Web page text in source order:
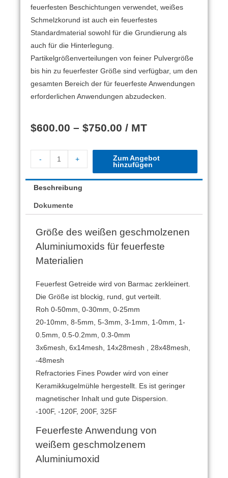
feuerfesten Beschichtungen verwendet, weißes
Schmelzkorund ist auch ein feuerfestes
Standardmaterial sowohl für die Grundierung als
auch für die Hinterlegung.
Partikelgrößenverteilungen von feiner Pulvergröße
bis hin zu feuerfester Größe sind verfügbar, um den
gesamten Bereich der für feuerfeste Anwendungen
erforderlichen Anwendungen abzudecken.
$600.00 – $750.00 / MT
- +
Zum Angebot
hinzufügen
Beschreibung
Dokumente
Größe des weißen geschmolzenen
Aluminiumoxids für feuerfeste
Materialien
Feuerfest Getreide wird von Barmac zerkleinert.
Die Größe ist blockig, rund, gut verteilt.
Roh 0-50mm, 0-30mm, 0-25mm
20-10mm, 8-5mm, 5-3mm, 3-1mm, 1-0mm, 1-
0.5mm, 0.5-0.2mm, 0.3-0mm
3x6mesh, 6x14mesh, 14x28mesh , 28x48mesh,
-48mesh
Refractories Fines Powder wird von einer
Keramikkugelmühle hergestellt. Es ist geringer
magnetischer Inhalt und gute Dispersion.
-100F, -120F, 200F, 325F
Feuerfeste Anwendung von
weißem geschmolzenem
Aluminiumoxid